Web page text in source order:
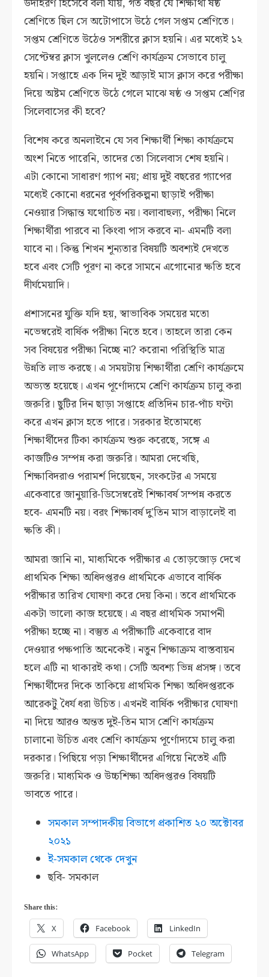
শ্রেণিতে ছিল সে অটোপাসে উঠে গেল সপ্তম শ্রেণিতে।
সপ্তম শ্রেণিতে উঠেও সশরীরে ক্লাস হয়নি। এর মধ্যেই ১২
সেপ্টেম্বর ক্লাস খুললেও শ্রেণি কার্যক্রম সেভাবে চালু
হয়নি। সপ্তাহে এক দিন দুই আড়াই মাস ক্লাস করে পরীক্ষা
দিয়ে অষ্টম শ্রেণিতে উঠে গেলে মাঝে ষষ্ঠ ও সপ্তম শ্রেণির
সিলেবাসের কী হবে?
বিশেষ করে অনলাইনে যে সব শিক্ষার্থী শিক্ষা কার্যক্রমে
অংশ নিতে পারেনি, তাদের তো সিলেবাস শেষ হয়নি।
এটা কোনো সাধারণ গ্যাপ নয়; প্রায় দুই বছরের গ্যাপের
মধ্যেই কোনো ধরনের পূর্বপরিকল্পনা ছাড়াই পরীক্ষা
নেওয়ার সিদ্ধান্ত যথোচিত নয়। বলাবাহুল্য, পরীক্ষা নিলে
শিক্ষার্থীরা পারবে না কিংবা পাস করবে না- এমনটি বলা
যাবে না। কিন্তু শিখন শূন্যতার বিষয়টি অবশ্যই দেখতে
হবে এবং সেটি পূরণ না করে সামনে এগোনোর ক্ষতি হবে
দীর্ঘমেয়াদি।
প্রশাসনের যুক্তি যদি হয়, স্বাভাবিক সময়ের মতো
নভেম্বরেই বার্ষিক পরীক্ষা নিতে হবে। তাহলে তারা কেন
সব বিষয়ের পরীক্ষা নিচ্ছে না? করোনা পরিস্থিতি মাত্র
উন্নতি লাভ করছে। এ সময়টায় শিক্ষার্থীরা শ্রেণি কার্যক্রমে
অভ্যস্ত হয়েছে। এখন পূর্ণোদ্যমে শ্রেণি কার্যক্রম চালু করা
জরুরি। ছুটির দিন ছাড়া সপ্তাহে প্রতিদিন চার-পাঁচ ঘণ্টা
করে এখন ক্লাস হতে পারে। সরকার ইতোমধ্যে
শিক্ষার্থীদের টিকা কার্যক্রম শুরু করেছে, সঙ্গে এ
কাজটিও সম্পন্ন করা জরুরি। আমরা দেখেছি,
শিক্ষাবিদরাও পরামর্শ দিয়েছেন, সংকটের এ সময়ে
একেবারে জানুয়ারি-ডিসেম্বরেই শিক্ষাবর্ষ সম্পন্ন করতে
হবে- এমনটি নয়। বরং শিক্ষাবর্ষ দু'তিন মাস বাড়ালেই বা
ক্ষতি কী।
আমরা জানি না, মাধ্যমিকে পরীক্ষার এ তোড়জোড় দেখে
প্রাথমিক শিক্ষা অধিদপ্তরও প্রাথমিকে এভাবে বার্ষিক
পরীক্ষার তারিখ ঘোষণা করে দেয় কিনা। তবে প্রাথমিকে
একটা ভালো কাজ হয়েছে। এ বছর প্রাথমিক সমাপনী
পরীক্ষা হচ্ছে না। বস্তুত এ পরীক্ষাটি একেবারে বাদ
দেওয়ার পক্ষপাতি অনেকেই। নতুন শিক্ষাক্রম বাস্তবায়ন
হলে এটি না থাকারই কথা। সেটি অবশ্য ভিন্ন প্রসঙ্গ। তবে
শিক্ষার্থীদের দিকে তাকিয়ে প্রাথমিক শিক্ষা অধিদপ্তরকে
আরেকটু ধৈর্য ধরা উচিত। এখনই বার্ষিক পরীক্ষার ঘোষণা
না দিয়ে আরও অন্তত দুই-তিন মাস শ্রেণি কার্যক্রম
চালানো উচিত এবং শ্রেণি কার্যক্রম পূর্ণোদ্যমে চালু করা
দরকার। পিছিয়ে পড়া শিক্ষার্থীদের এগিয়ে নিতেই এটি
জরুরি। মাধ্যমিক ও উচ্চশিক্ষা অধিদপ্তরও বিষয়টি
ভাবতে পারে।
সমকাল সম্পাদকীয় বিভাগে প্রকাশিত ২০ অক্টোবর
২০২১
ই-সমকাল থেকে দেখুন
ছবি- সমকাল
Share this:
X Facebook LinkedIn
WhatsApp Pocket Telegram